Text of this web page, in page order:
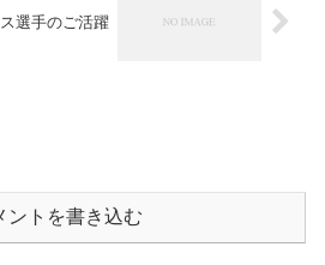
選手のご活躍
ントを書き込む